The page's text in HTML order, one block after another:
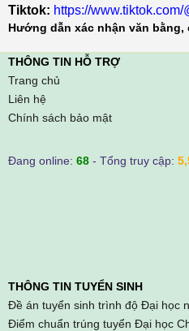
Tiktok: https://
Hướng dẫn xác nhận văn
THÔNG TIN HỖ TRỢ
Trang chủ
Liên hệ
Chính sách bảo mật
Đang online: 68 - Tổng truy cập:
THÔNG TIN TUYỂN SINH
Đề án tuyển sinh trình độ Đại học
Điểm chuẩn trúng tuyển Đại học